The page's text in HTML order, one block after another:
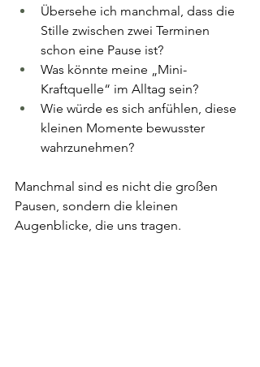
Übersehe ich manchmal, dass die
Stille zwischen zwei Terminen
schon eine Pause ist?
Was könnte meine „Mini-
Kraftquelle“ im Alltag sein?
Wie würde es sich anfühlen, diese
kleinen Momente bewusster
wahrzunehmen?
Manchmal sind es nicht die großen
Pausen, sondern die kleinen
Augenblicke, die uns tragen.